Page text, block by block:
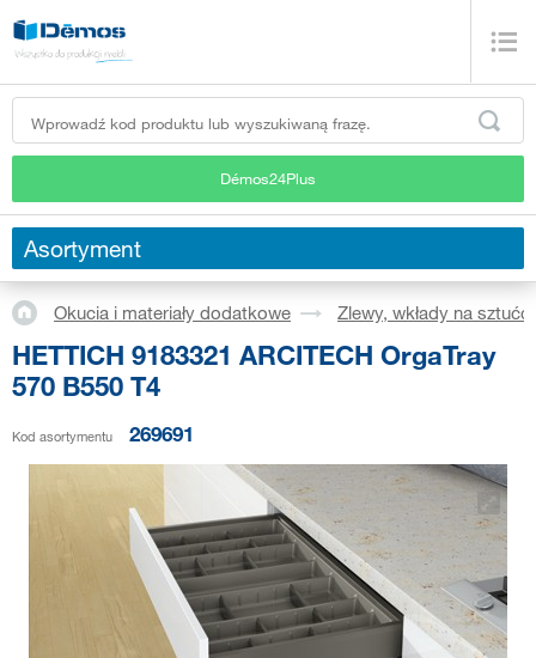
Démos24Plus
Asortyment
Okucia i materiały dodatkowe Zlewy, wkłady na
HETTICH 9183321 ARCITECH OrgaTray
570 B550 T4
Kod asortymentu 269691